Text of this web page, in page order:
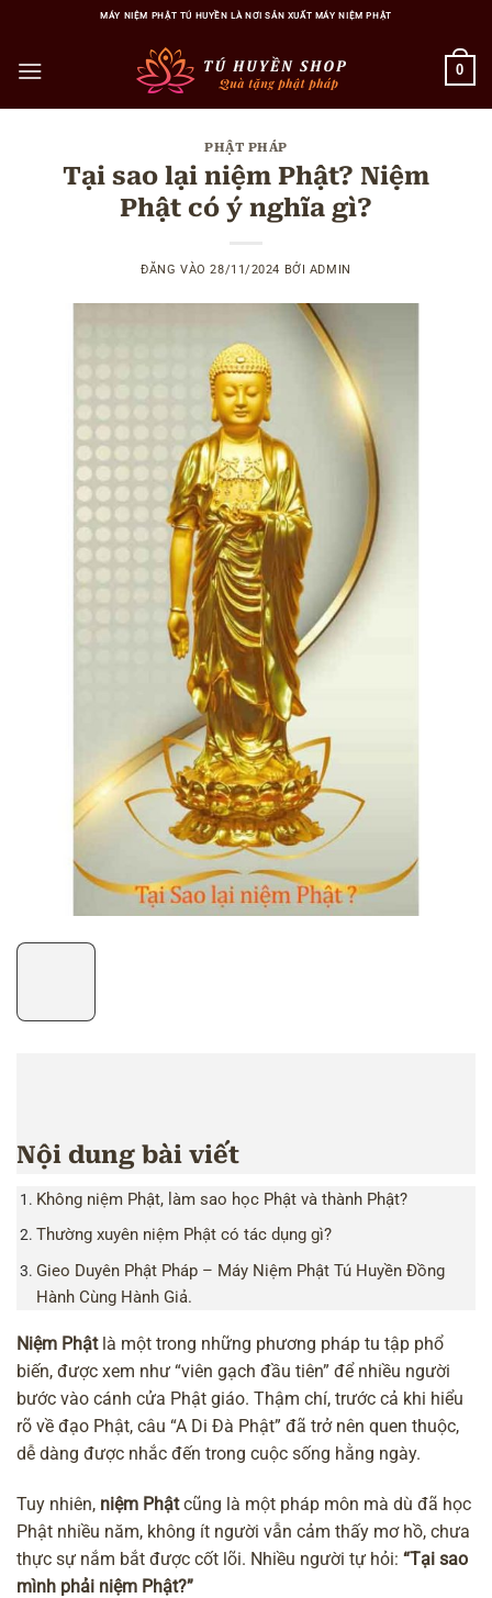
nội
MÁY NIỆM PHẬT TÚ HUYỀN LÀ NƠI SẢN XUẤT MÁY NIỆM PHẬT
0
PHẬT PHÁP
Tại sao lại niệm Phật? Niệm
Phật có ý nghĩa gì?
ĐĂNG VÀO28/11/2024 BỞI ADMIN
Nội dung bài viết
Không niệm Phật, làm sao học Phật và thành Phật?
Thường xuyên niệm Phật có tác dụng gì?
Gieo Duyên Phật Pháp – Máy Niệm Phật Tú Huyền Đồng
Hành Cùng Hành Giả.
Niệm Phậtlà một trong những phương pháp tu tập phổ
biến, được xem như “viên gạch đầu tiên” để nhiều người
bước vào cánh cửa Phật giáo. Thậm chí, trước cả khi hiểu
rõ về đạo Phật, câu “A Di Đà Phật” đã trở nên quen thuộc,
dễ dàng được nhắc đến trong cuộc sống hằng ngày.
Tuy nhiên, niệm Phậtcũng là một pháp môn mà dù đã học
Phật nhiều năm, không ít người vẫn cảm thấy mơ hồ, chưa
thực sự nắm bắt được cốt lõi. Nhiều người tự hỏi: “Tại sao
mình phải niệm Phật?”